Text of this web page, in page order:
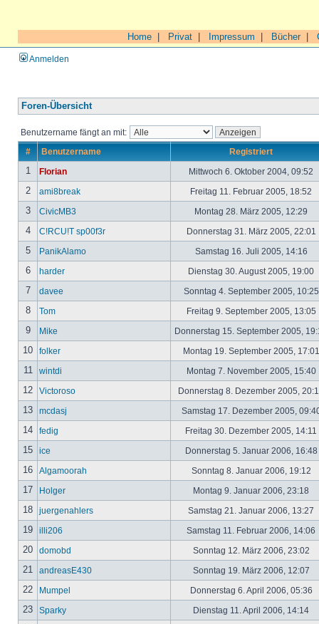
Home Privat Impressum Bücher|
Anmelden
Foren-Übersicht
Benutzername fängt an mit:
# Benutzername Registriert
1 Florian Mittwoch 6. Oktober 2004, 09:52
2 ami8break Freitag 11. Februar 2005, 18:52
3 CivicMB3 Montag 28. März 2005, 12:29
4 C!RCU!T sp00f3r Donnerstag 31. März 2005, 22:01
5 PanikAlamo Samstag 16. Juli 2005, 14:16
6 harder Dienstag 30. August 2005, 19:00
7 davee Sonntag 4. September 2005,
8 Tom Freitag 9. September 2005, 13:05
9 Mike Donnerstag 15. September 2005,
10 folker Montag 19. September 2005,
11 wintdi Montag 7. November 2005, 15:40
12 Victoroso Donnerstag 8. Dezember 2005,
13 mcdasj Samstag 17. Dezember 2005,
14 fedig Freitag 30. Dezember 2005, 14:11
15 ice Donnerstag 5. Januar 2006, 16:48
16 Algamoorah Sonntag 8. Januar 2006, 19:12
17 Holger Montag 9. Januar 2006, 23:18
18 juergenahlers Samstag 21. Januar 2006, 13:27
19 illi206 Samstag 11. Februar 2006, 14:06
20 domobd Sonntag 12. März 2006, 23:02
21 andreasE430 Sonntag 19. März 2006, 12:07
22 Mumpel Donnerstag 6. April 2006, 05:36
23 Sparky Dienstag 11. April 2006, 14:14